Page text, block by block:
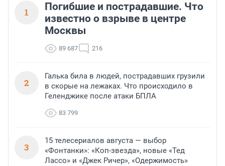
1
Погибшие и пострадавшие. Что
известно о взрыве в центре
Москвы
89 687 216
2
Галька била в людей, пострадавших грузили
в скорые на лежаках. Что происходило в
Геленджике после атаки БПЛА
83 799
3
15 телесериалов августа — выбор
«Фонтанки»: «Коп-звезда», новые «Тед
Лассо» и «Джек Ричер», «Одержимость»